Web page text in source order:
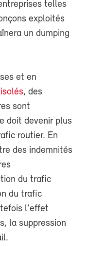
telles
exploités
un dumping
et en
, des
sont
doit devenir plus
routier. En
des indemnités
du trafic
du trafic
l'effet
la suppression